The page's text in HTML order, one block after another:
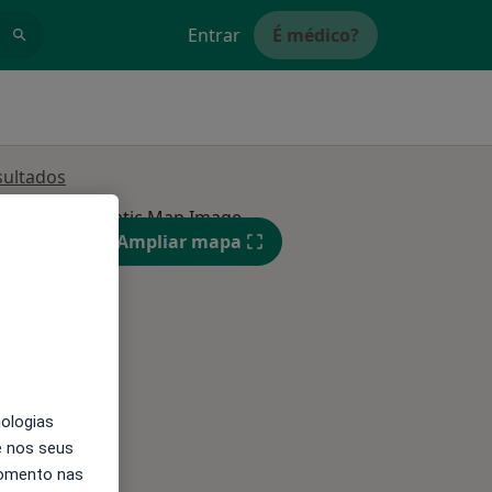
Entrar É médico?
10 Ago
Ampliar mapa
nos seus
nas